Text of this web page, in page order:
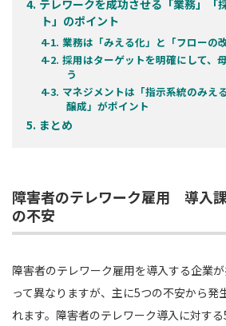
テレワークを成功させる「業務」「
ト」のポイント
業務は「みえる化」と「フローの
採用はターゲットを明確にして、
う
マネジメントは「指示系統のみえ
醸成」がポイント
まとめ
障害者のテレワーク雇用 導入
の不安
障害者のテレワーク雇用を導入する企業
って異なりますが、主に5つの不安から発
れます。障害者のテレワーク導入に対す